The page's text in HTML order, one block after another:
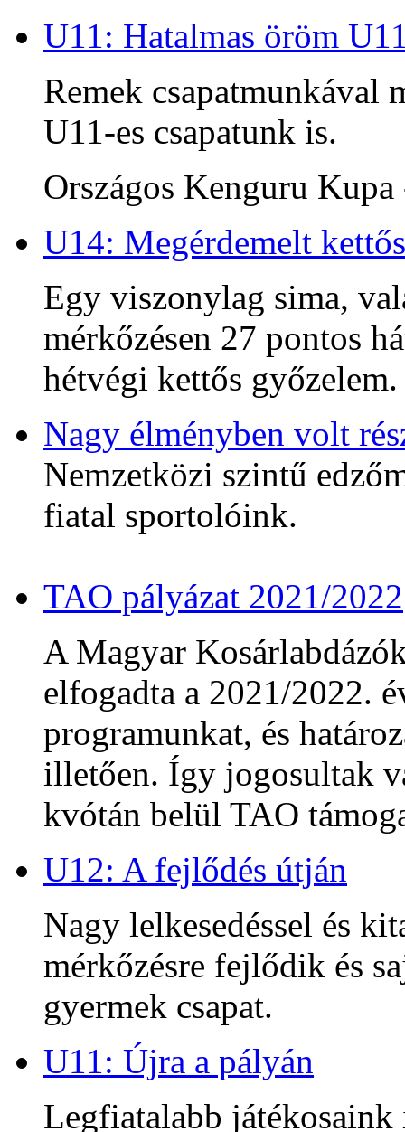
U11: Hatalmas öröm
Remek csapatmunkával
U11-es csapatunk is.
Országos Kenguru
U14: Megérdemelt
Egy viszonylag sima,
mérkőzésen 27 pontos
hétvégi kettős győzelem.
Nagy élményben volt
Nemzetközi szintű
fiatal sportolóink.
TAO pályázat 2021/2022
A Magyar
elfogadta a 2021/2022.
programunkat, és
illetően. Így jogosultak
kvótán belül TAO
U12: A fejlődés útján
Nagy lelkesedéssel és
mérkőzésre fejlődik és
gyermek csapat.
U11: Újra a pályán
Legfiatalabb